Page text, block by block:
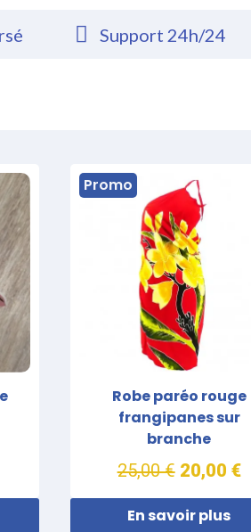
Support 24h/24
Promo
Robe paréo rouge
frangipanes sur
branche
25,00 € 20,00 €
En savoir plus